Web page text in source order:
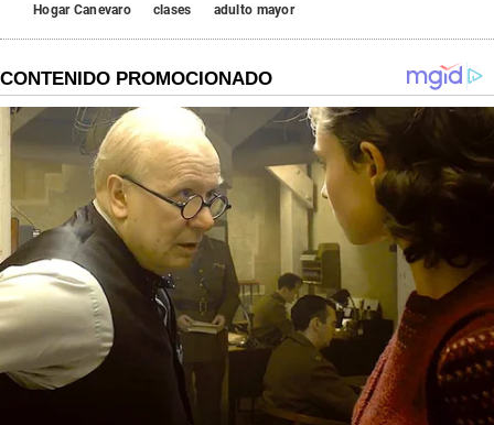
Hogar Canevaro clases adulto mayor